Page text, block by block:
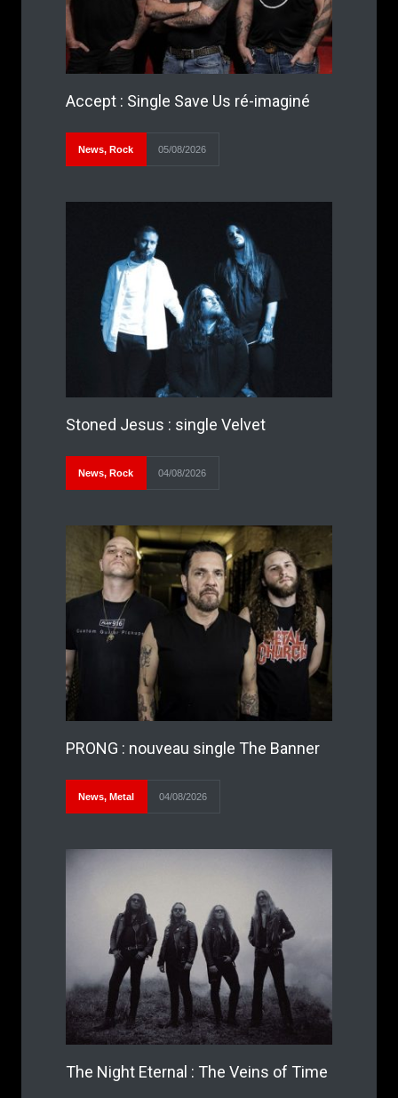
Accept : Single Save Us ré-imaginé
News, Rock 05/08/2026
Stoned Jesus : single Velvet
News, Rock 04/08/2026
PRONG : nouveau single The Banner
News, Metal 04/08/2026
The Night Eternal : The Veins of Time